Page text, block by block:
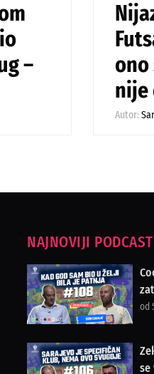
–
nije
Autor:
NAJNOVIJI
od
se